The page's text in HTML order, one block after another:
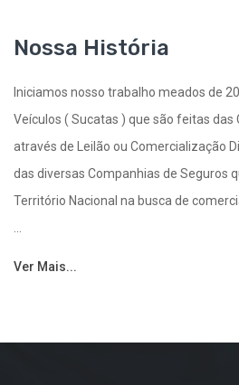
Nossa História
Iniciamos nosso trabalho meados de
Veículos ( Sucatas ) que são feitas das
através de Leilão ou Comercialização
das diversas Companhias de Seguros
Território Nacional na busca de
Ver Mais...